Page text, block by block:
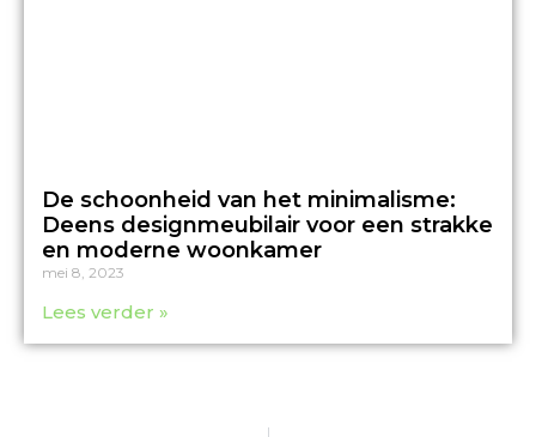
De schoonheid van het minimalisme:
Deens designmeubilair voor een strakke
en moderne woonkamer
mei 8, 2023
Lees verder »